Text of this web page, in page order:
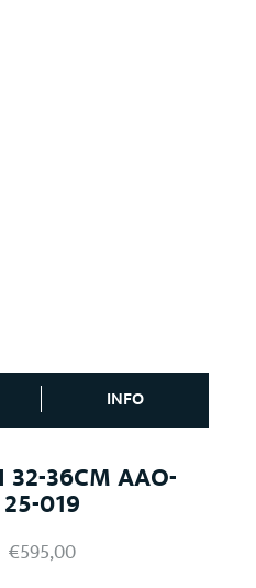
INFO
32-36CM AAO-
25-019
€595,00